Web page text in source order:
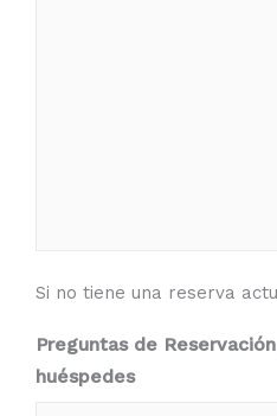
Si no tiene una reserva
Preguntas de
huéspedes